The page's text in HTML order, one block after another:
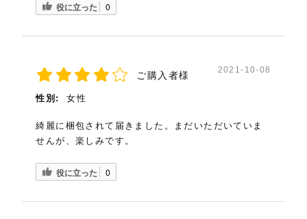
役に立った 0
ご購入者様 2021-10-08
性別: 女性
綺麗に梱包されて届きました。まだいただいていま
せんが、楽しみです。
役に立った 0